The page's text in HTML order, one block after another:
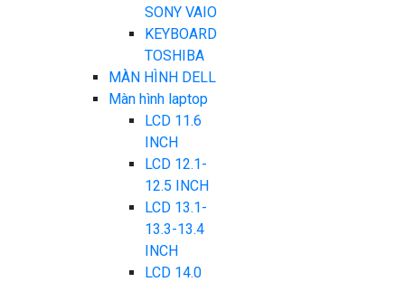
SONY VAIO
KEYBOARD
TOSHIBA
MÀN HÌNH DELL
Màn hình laptop
LCD 11.6
INCH
LCD 12.1-
12.5 INCH
LCD 13.1-
13.3-13.4
INCH
LCD 14.0